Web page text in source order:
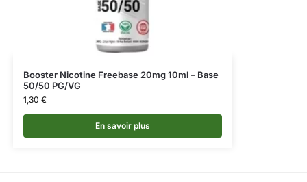
Booster Nicotine Freebase 20mg 10ml – Base
50/50 PG/VG
1,30 €
En savoir plus